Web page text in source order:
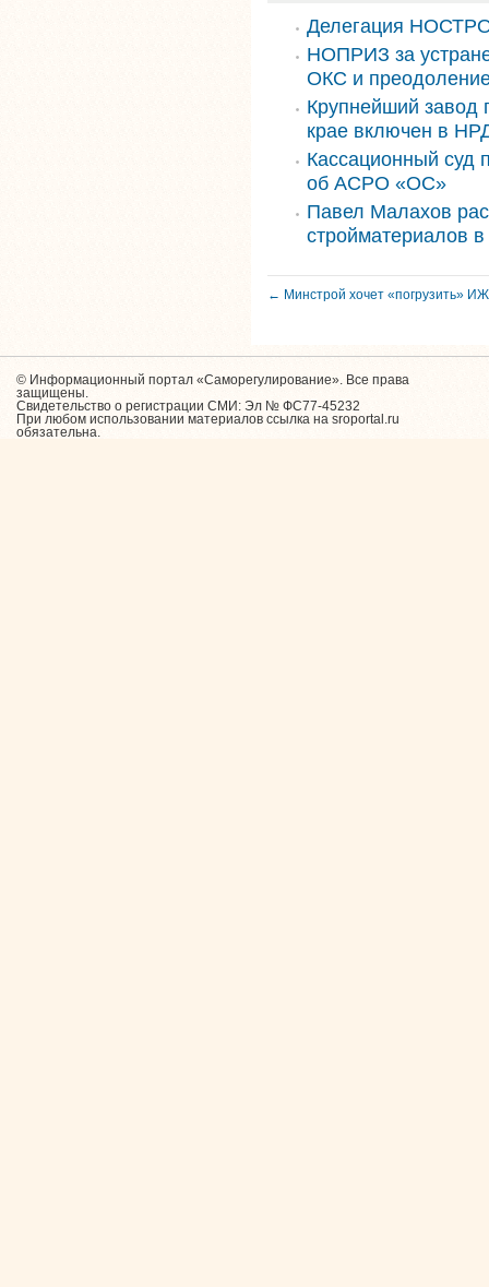
Делегация
НОПРИЗ за
ОКС и
Крупнейший завод
крае включен в
Кассационный суд
об АСРО «ОС»
Павел Малахов
стройматериалов
← Минстрой хочет «погрузить»
© Информационный портал «Саморегулирование». Все права
защищены.
Свидетельство о регистрации СМИ: Эл № ФС77-45232
При любом использовании материалов ссылка на sroportal.ru
обязательна.